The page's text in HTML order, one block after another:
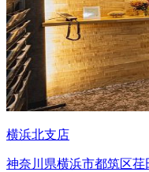
横浜北支店
神奈川県横浜市都筑区